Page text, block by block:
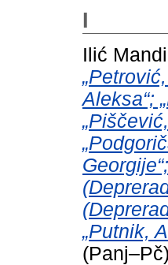
I
Ilić
Aleksa“;
„Putnik,